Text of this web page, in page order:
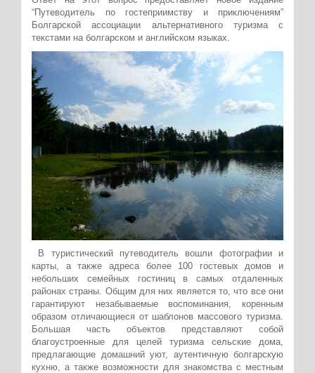
“Путеводитель по гостеприимству и приключениям”
Болгарской ассоциации альтернативного туризма с
текстами на болгарском и английском языках.
В туристический путеводитель вошли фотографии и
карты, а также адреса более 100 гостевых домов и
небольших семейных гостиниц в самых отдаленных
районах страны. Общим для них является то, что все они
гарантируют незабываемые воспоминания, коренным
образом отличающиеся от шаблонов массового туризма.
Большая часть объектов представляют собой
благоустроенные для целей туризма сельские дома,
предлагающие домашний уют, аутентичную болгарскую
кухню, а также возможности для знакомства с местным